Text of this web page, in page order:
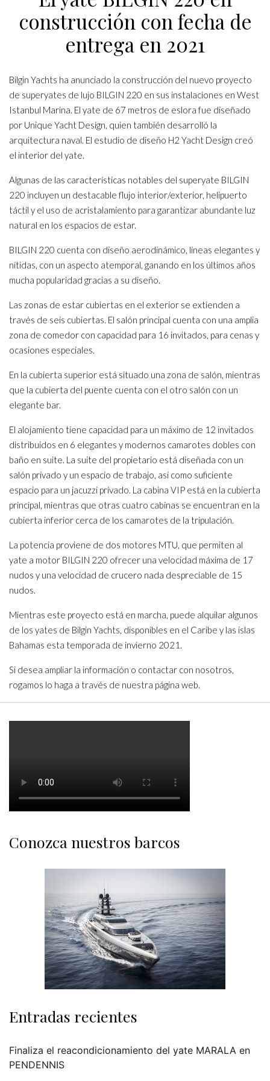
construcción con fecha de
entrega en 2021
Bilgin Yachts ha anunciado la construcción del nuevo proyecto
de superyates de lujo BILGIN 220 en sus instalaciones en West
Istanbul Marina. El yate de 67 metros de eslora fue diseñado
por Unique Yacht Design, quien también desarrolló la
arquitectura naval. El estudio de diseño H2 Yacht Design creó
el interior del yate.
Algunas de las características notables del superyate BILGIN
220 incluyen un destacable flujo interior/exterior, helipuerto
táctil y el uso de acristalamiento para garantizar abundante luz
natural en los espacios de estar.
BILGIN 220 cuenta con diseño aerodinámico, líneas elegantes y
nítidas, con un aspecto atemporal, ganando en los últimos años
mucha popularidad gracias a su diseño.
Las zonas de estar cubiertas en el exterior se extienden a
través de seis cubiertas. El salón principal cuenta con una amplia
zona de comedor con capacidad para 16 invitados, para cenas y
ocasiones especiales.
En la cubierta superior está situado una zona de salón, mientras
que la cubierta del puente cuenta con el otro salón con un
elegante bar.
El alojamiento tiene capacidad para un máximo de 12 invitados
distribuidos en 6 elegantes y modernos camarotes dobles con
baño en suite. La suite del propietario está diseñada con un
salón privado y un espacio de trabajo, así como suficiente
espacio para un jacuzzi privado. La cabina VIP está en la cubierta
principal, mientras que otras cuatro cabinas se encuentran en la
cubierta inferior cerca de los camarotes de la tripulación.
La potencia proviene de dos motores MTU, que permiten al
yate a motor BILGIN 220 ofrecer una velocidad máxima de 17
nudos y una velocidad de crucero nada despreciable de 15
nudos.
Mientras este proyecto está en marcha, puede alquilar algunos
de los yates de Bilgin Yachts, disponibles en el Caribe y las islas
Bahamas esta temporada de invierno 2021.
Si desea ampliar la información o contactar con nosotros,
rogamos lo haga a través de nuestra página web.
Conozca nuestros barcos
Entradas recientes
Finaliza el reacondicionamiento del yate MARALA en
PENDENNIS